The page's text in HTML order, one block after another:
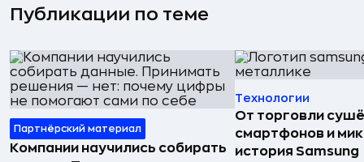
Публикации по теме
Партнёрский материал
Компании научились собирать
Технологии
От торговли
смартфонов и
история Samsung